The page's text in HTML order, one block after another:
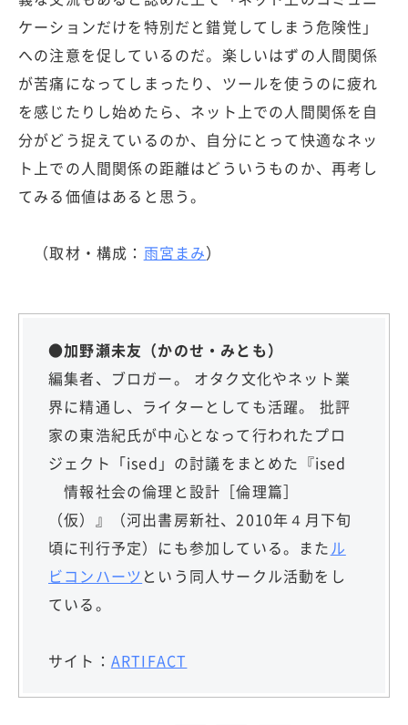
ケーションだけを特別だと錯覚してしまう危険性」
への注意を促しているのだ。楽しいはずの人間関係
が苦痛になってしまったり、ツールを使うのに疲れ
を感じたりし始めたら、ネット上での人間関係を自
分がどう捉えているのか、自分にとって快適なネッ
ト上での人間関係の距離はどういうものか、再考し
てみる価値はあると思う。
（取材・構成： 雨宮まみ）
●加野瀬未友（かのせ・みとも）
編集者、ブロガー。 オタク文化やネット業
界に精通し、ライターとしても活躍。 批評
家の東浩紀氏が中心となって行われたプロ
ジェクト「ised」の討議をまとめた『ised
情報社会の倫理と設計［倫理篇］
（仮）』（河出書房新社、2010年４月下旬
頃に刊行予定）にも参加している。またル
ビコンハーツ という同人サークル活動をし
ている。
サイト： ARTIFACT